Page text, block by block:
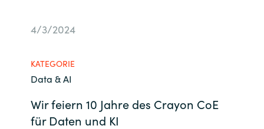
France
Channel Partner
4/3/2024
KATEGORIE
Data & AI
Wir feiern 10 Jahre des Crayon CoE
für Daten und KI